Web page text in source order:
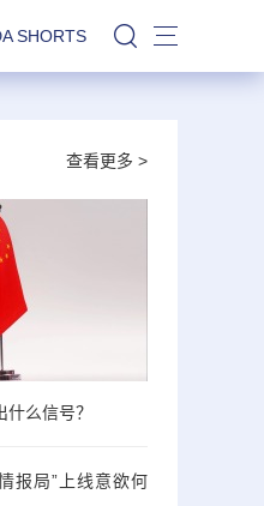
SHORTS 站内搜索
查看更多 >
么信号？
报局”上线意欲何